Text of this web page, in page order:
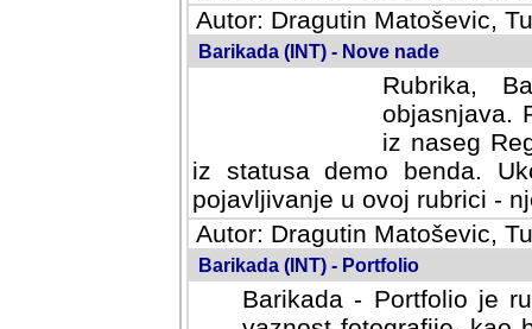
Autor: Dragutin Matoševic,
Barikada (INT) - Nove nade
Rubrika,
objasnjava.
iz naseg
iz statusa demo benda.
pojavljivanje u ovoj rubrici -
Autor: Dragutin Matoševic,
Barikada (INT) - Portfolio
Barikada - Portfolio je